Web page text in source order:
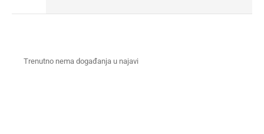
Trenutno nema događanja u najavi